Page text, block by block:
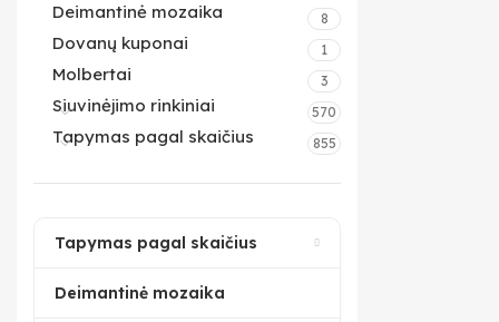
Deimantinė mozaika 8
Dovanų kuponai 1
Molbertai 3
Siuvinėjimo rinkiniai 570
Tapymas pagal skaičius 855
Tapymas pagal skaičius
Deimantinė mozaika